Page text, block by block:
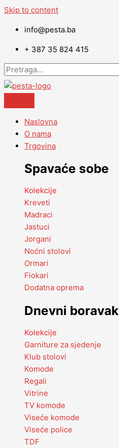
Skip to content
info@pesta.ba
+ 387 35 824 415
Naslovna
O nama
Trgovina
Spavaće sobe
Kolekcije
Kreveti
Madraci
Jastuci
Jorgani
Noćni stolovi
Ormari
Fiokari
Dodatna oprema
Dnevni boravak
Kolekcije
Garniture za sjedenje
Klub stolovi
Komode
Regali
Vitrine
TV komode
Viseće komode
Viseće police
TDF